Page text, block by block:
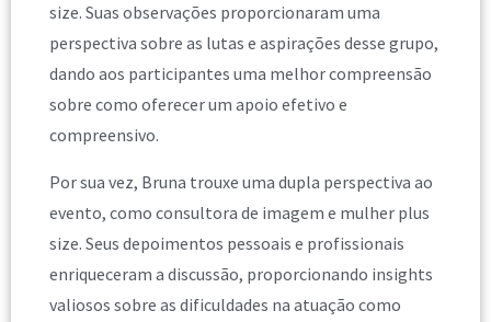
size. Suas observações proporcionaram uma
perspectiva sobre as lutas e aspirações desse grupo,
dando aos participantes uma melhor compreensão
sobre como oferecer um apoio efetivo e
compreensivo.
Por sua vez, Bruna trouxe uma dupla perspectiva ao
evento, como consultora de imagem e mulher plus
size. Seus depoimentos pessoais e profissionais
enriqueceram a discussão, proporcionando insights
valiosos sobre as dificuldades na atuação como